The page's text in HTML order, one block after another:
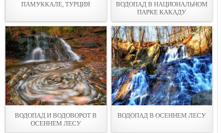
ПАМУККАЛЕ, ТУРЦИЯ
ВОДОПАД В НАЦИОНАЛЬНОМ
ПАРКЕ КАКАДУ
ВОДОПАД И ВОДОВОРОТ В
ОСЕННЕМ ЛЕСУ
ВОДОПАД В ОСЕННЕМ ЛЕСУ